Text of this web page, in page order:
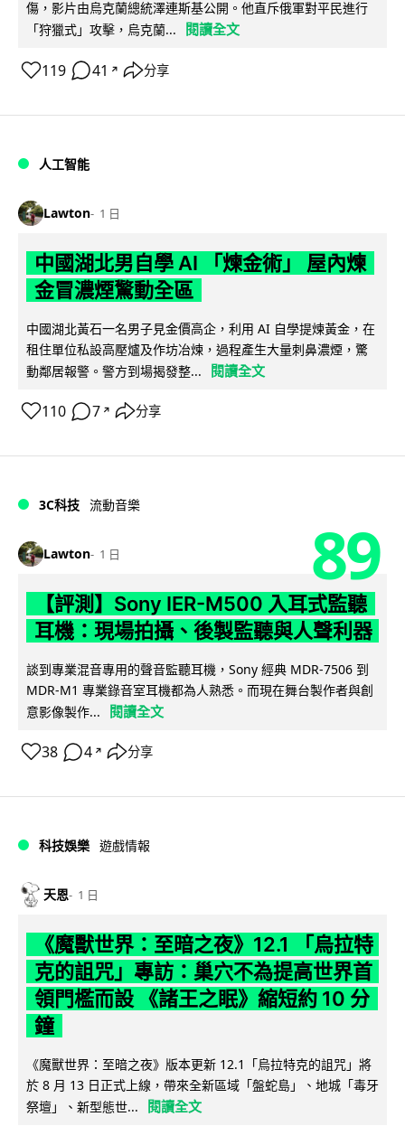
傷，影片由烏克蘭總統澤連斯基公開。他直斥俄軍對平民進行
「狩獵式」攻擊，烏克蘭...
閱讀全文
119 41 ↗ 分享
人工智能
Lawton 1 日
中國湖北男自學 AI 「煉金術」 屋內煉
金冒濃煙驚動全區
中國湖北黃石一名男子見金價高企，利用 AI 自學提煉黃金，在
租住單位私設高壓爐及作坊冶煉，過程產生大量刺鼻濃煙，驚
動鄰居報警。警方到場揭發整...
閱讀全文
110 7 ↗ 分享
3C科技 流動音樂
Lawton 1 日 89
【評測】Sony IER-M500 入耳式監聽
耳機：現場拍攝、後製監聽與人聲利器
談到專業混音專用的聲音監聽耳機，Sony 經典 MDR-7506 到
MDR-M1 專業錄音室耳機都為人熟悉。而現在舞台製作者與創
意影像製作...
閱讀全文
38 4 ↗ 分享
科技娛樂 遊戲情報
天恩 1 日
《魔獸世界：至暗之夜》12.1 「烏拉特
克的詛咒」專訪：巢穴不為提高世界首
領門檻而設 《諸王之眠》縮短約 10 分
鐘
《魔獸世界：至暗之夜》版本更新 12.1「烏拉特克的詛咒」將
於 8 月 13 日正式上線，帶來全新區域「盤蛇島」、地城「毒牙
祭壇」、新型態世...
閱讀全文